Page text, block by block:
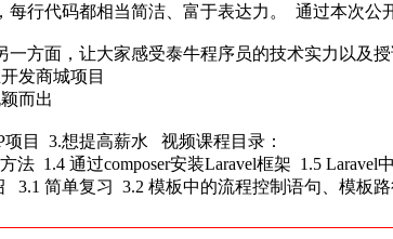
行代码都相当简洁、富于表达力。 通过本次公
方面，让大家感受泰牛程序员的技术实力以及授
发商城项目
而出
项目 3.想提高薪水 视频课程目录：
法 1.4 通过composer安装Laravel框架 1.5
3.1 简单复习 3.2 模板中的流程控制语句、模